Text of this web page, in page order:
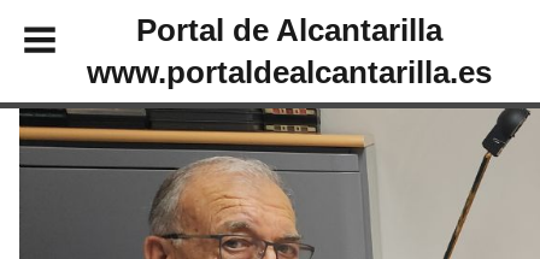
Portal de Alcantarilla
www.portaldealcantarilla.es